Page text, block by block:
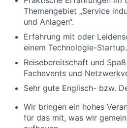
Themengebiet „Service
und Anlagen“.
Erfahrung mit oder
einem Technologie-Startup.
Reisebereitschaft und
Fachevents und
Sehr gute Englisch- bzw.
Wir bringen ein hohes
für das mit, was wir